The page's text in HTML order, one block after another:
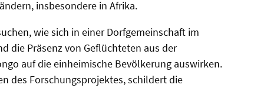
insbesondere in Afrika.
wie sich in einer Dorfgemeinschaft im
die Präsenz von Geflüchteten aus der
auf die einheimische Bevölkerung auswirken.
des Forschungsprojektes, schildert die